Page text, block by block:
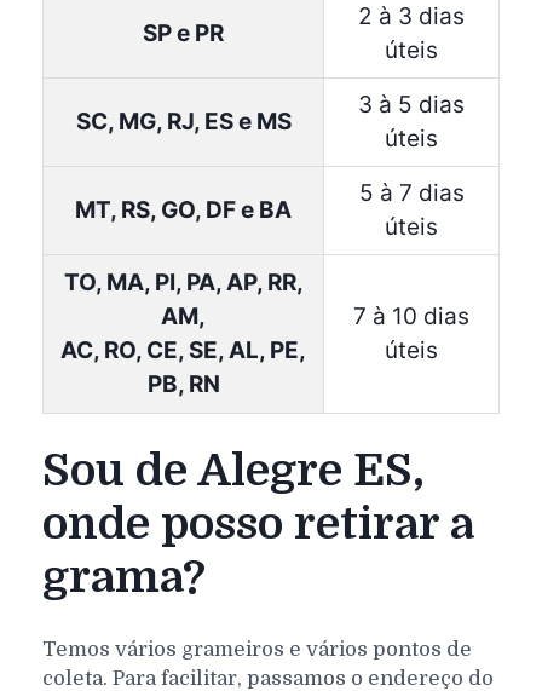
SP e PR
2 à 3 dias
úteis
SC, MG, RJ, ES e MS
3 à 5 dias
úteis
MT, RS, GO, DF e BA
5 à 7 dias
úteis
TO, MA, PI, PA, AP, RR,
AM,
AC, RO, CE, SE, AL, PE,
PB, RN
7 à 10 dias
úteis
Sou de Alegre ES,
onde posso retirar a
grama?
Temos vários grameiros e vários pontos de
coleta. Para facilitar, passamos o endereço do